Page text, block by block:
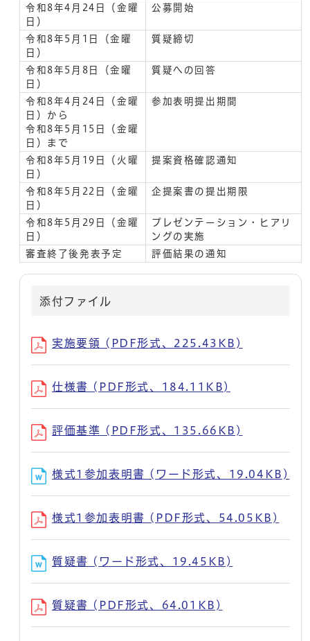
令和8年4月24日（金曜
日）
公募開始
令和8年5月1日（金曜
日）
質疑締切
令和8年5月8日（金曜
日）
質疑への回答
令和8年4月24日（金曜
日）から
令和8年5月15日（金曜
日）まで
参加表明提出期間
令和8年5月19日（火曜
日）
提案資格確認通知
令和8年5月22日（金曜
日）
企提案書の提出期限
令和8年5月29日（金曜
日）
プレゼンテーション・ヒアリ
ングの実施
審査終了後発表予定
評価結果の通知
添付ファイル
実施要領 (PDF形式、225.43KB)
仕様書 (PDF形式、184.11KB)
評価基準 (PDF形式、135.66KB)
様式1参加表明書 (ワード形式、19.04KB)
様式1参加表明書 (PDF形式、54.05KB)
質疑書 (ワード形式、19.45KB)
質疑書 (PDF形式、64.01KB)